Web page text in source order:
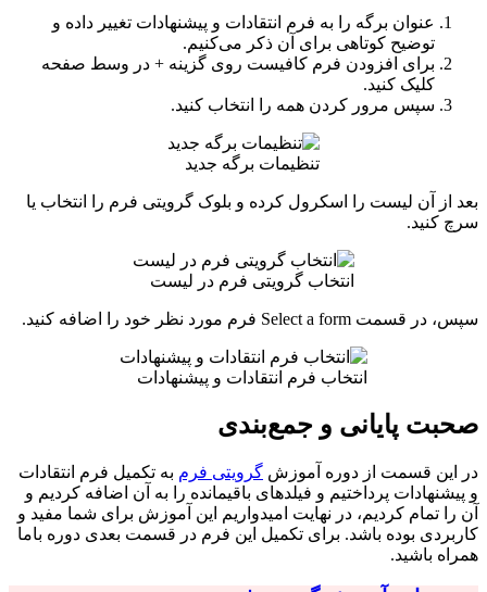
عنوان برگه را به فرم انتقادات و پیشنهادات تغییر داده و
توضیح کوتاهی برای آن ذکر می‌کنیم.
برای افزودن فرم کافیست روی گزینه + در وسط صفحه
کلیک کنید.
سپس مرور کردن همه را انتخاب کنید.
تنظیمات برگه جدید
بعد از آن لیست را اسکرول کرده و بلوک گرویتی فرم را انتخاب یا
سرچ کنید.
انتخاب گرویتی فرم در لیست
سپس، در قسمت Select a form فرم مورد نظر خود را اضافه کنید.
انتخاب فرم انتقادات و پیشنهادات
صحبت پایانی و جمع‌بندی
در این قسمت از دوره آموزش گرویتی فرم به تکمیل فرم انتقادات
و پیشنهادات پرداختیم و فیلدهای باقیمانده را به آن اضافه کردیم و
آن را تمام کردیم، در نهایت امیدواریم این آموزش برای شما مفید و
کاربردی بوده باشد. برای تکمیل این فرم در قسمت بعدی دوره باما
همراه باشید.